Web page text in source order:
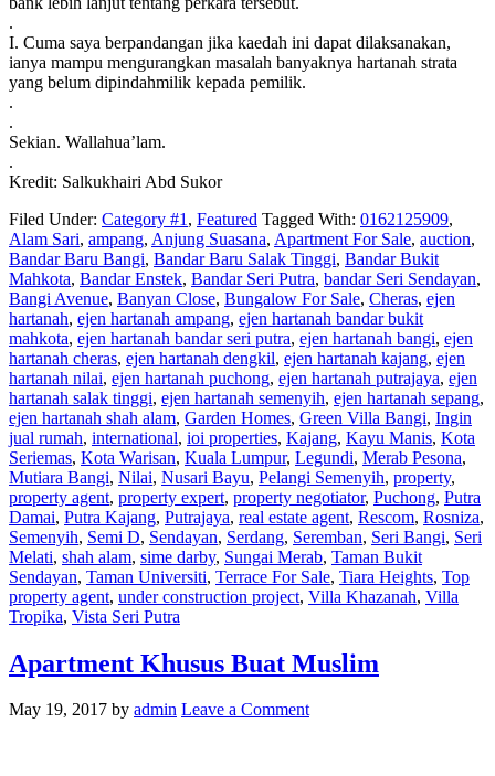
.
I. Cuma saya berpandangan jika kaedah ini dapat dilaksanakan,
ianya mampu mengurangkan masalah banyaknya hartanah strata
yang belum dipindahmilik kepada pemilik.
.
.
Sekian. Wallahua’lam.
.
Kredit: Salkukhairi Abd Sukor
Filed Under: Category #1 , Featured Tagged With: 0162125909,
Alam Sari, ampang, Anjung Suasana, Apartment For Sale, auction,
Bandar Baru Bangi, Bandar Baru Salak Tinggi, Bandar Bukit
Mahkota, Bandar Enstek, Bandar Seri Putra, bandar Seri Sendayan,
Bangi Avenue, Banyan Close, Bungalow For Sale, Cheras, ejen
hartanah, ejen hartanah ampang, ejen hartanah bandar bukit
mahkota, ejen hartanah bandar seri putra, ejen hartanah bangi, ejen
hartanah cheras, ejen hartanah dengkil, ejen hartanah kajang, ejen
hartanah nilai, ejen hartanah puchong, ejen hartanah putrajaya, ejen
hartanah salak tinggi, ejen hartanah semenyih, ejen hartanah sepang,
ejen hartanah shah alam, Garden Homes, Green Villa Bangi, Ingin
jual rumah, international, ioi properties, Kajang, Kayu Manis, Kota
Seriemas, Kota Warisan, Kuala Lumpur, Legundi, Merab Pesona,
Mutiara Bangi, Nilai, Nusari Bayu, Pelangi Semenyih, property,
property agent, property expert, property negotiator, Puchong, Putra
Damai, Putra Kajang, Putrajaya, real estate agent, Rescom, Rosniza,
Semenyih, Semi D, Sendayan, Serdang, Seremban, Seri Bangi, Seri
Melati, shah alam, sime darby, Sungai Merab, Taman Bukit
Sendayan, Taman Universiti, Terrace For Sale, Tiara Heights, Top
property agent, under construction project, Villa Khazanah, Villa
Tropika, Vista Seri Putra
Apartment Khusus Buat Muslim
May 19, 2017 by admin Leave a Comment